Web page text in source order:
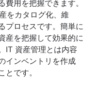
化
用を把握できます。
をカタログ化、維
プロセスです。簡単に
産を把握して効果的に
IT 資産管理とは内容
インベントリを作成
とです。